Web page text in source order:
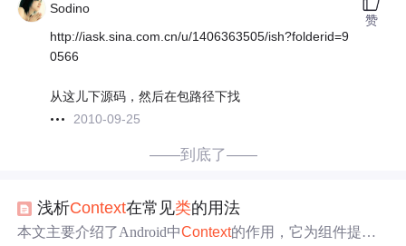
Sodino
http://iask.sina.com.cn/u/1406363505/ish?folderid=9
0566
从这儿下源码，然后在包路径下找
2010-09-25
赞
——到底了——
浅析Context在常见类的用法
本文主要介绍了Android中Context的作用，它为组件提供